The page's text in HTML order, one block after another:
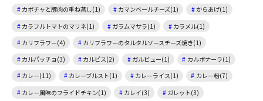
カボチャと豚肉の重ね蒸し(1)
カマンベールチーズ(1)
からあげ(1)
カラフルトマトのマリネ(1)
ガラムマサラ(1)
カラメル(1)
カリフラワー(4)
カリフラワーのタルタルソースチーズ焼き(1)
カルパッチョ(3)
カルピス(2) ガルビュー(1)
カルボナーラ(1)
カレー(11)
カレーブルスト(1) カレーライス(1)
カレー粉(7)
カレー風味のフライドチキン(1)
カレイ(3)
ガレット(3)